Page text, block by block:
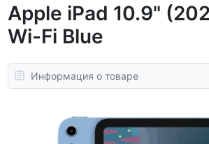
Apple iPad 10.9"
Wi-Fi Blue
Информация о товаре